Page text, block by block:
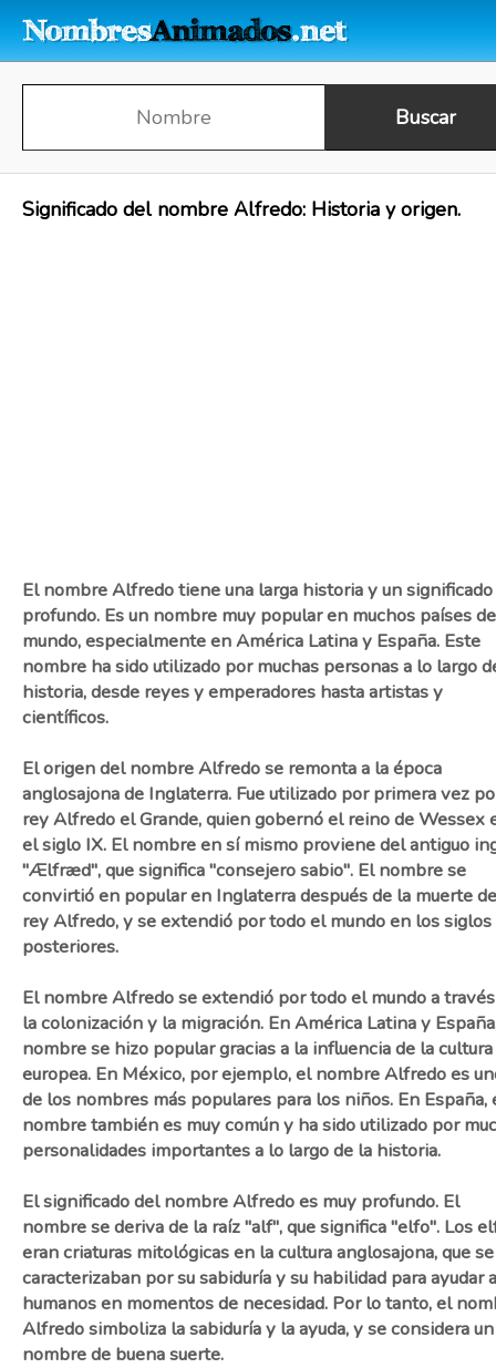
Significado del nombre Alfredo: Historia y origen.
El nombre Alfredo tiene una larga historia y un significado
profundo. Es un nombre muy popular en muchos países
mundo, especialmente en América Latina y España. Este
nombre ha sido utilizado por muchas personas a lo largo
historia, desde reyes y emperadores hasta artistas y
científicos.
El origen del nombre Alfredo se remonta a la época
anglosajona de Inglaterra. Fue utilizado por primera vez
rey Alfredo el Grande, quien gobernó el reino de Wessex
el siglo IX. El nombre en sí mismo proviene del antiguo
"Ælfræd", que significa "consejero sabio". El nombre se
convirtió en popular en Inglaterra después de la muerte
rey Alfredo, y se extendió por todo el mundo en los siglos
posteriores.
El nombre Alfredo se extendió por todo el mundo a
la colonización y la migración. En América Latina y
nombre se hizo popular gracias a la influencia de la cultura
europea. En México, por ejemplo, el nombre Alfredo es
de los nombres más populares para los niños. En España,
nombre también es muy común y ha sido utilizado por
personalidades importantes a lo largo de la historia.
El significado del nombre Alfredo es muy profundo. El
nombre se deriva de la raíz "alf", que significa "elfo". Los
eran criaturas mitológicas en la cultura anglosajona, que se
caracterizaban por su sabiduría y su habilidad para ayudar
humanos en momentos de necesidad. Por lo tanto, el
Alfredo simboliza la sabiduría y la ayuda, y se considera un
nombre de buena suerte.